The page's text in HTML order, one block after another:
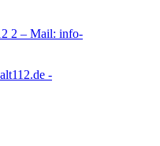
2 – Mail: info-
-